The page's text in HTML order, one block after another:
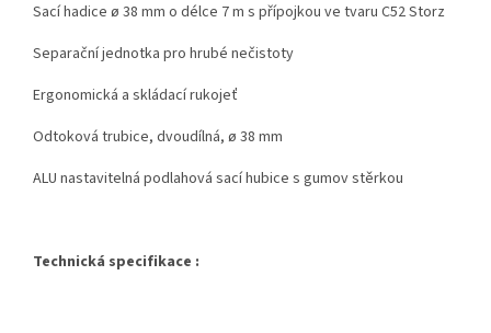
Sací hadice ø 38 mm o délce 7 m s přípojkou ve tvaru C52 Storz
Separační jednotka pro hrubé nečistoty
Ergonomická a skládací rukojeť
Odtoková trubice, dvoudílná, ø 38 mm
ALU nastavitelná podlahová sací hubice s gumov stěrkou
Technická specifikace :